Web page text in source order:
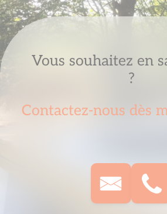
Vous souhaitez en
?
Contactez-nous dès